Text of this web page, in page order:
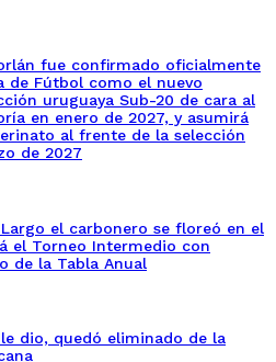
fue confirmado oficialmente
de Fútbol como el nuevo
uruguaya Sub-20 de cara al
en enero de 2027, y asumirá
al frente de la selección
de 2027
el carbonero se floreó en el
el Torneo Intermedio con
de la Tabla Anual
dio, quedó eliminado de la